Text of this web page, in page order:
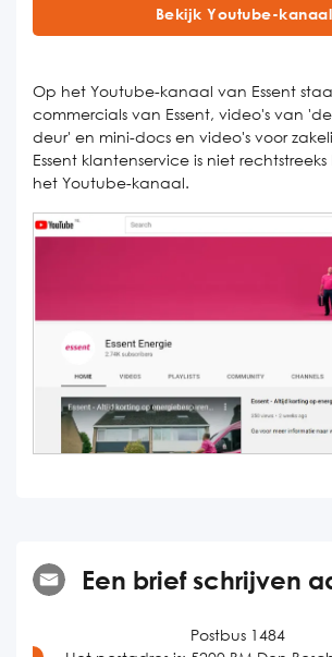
Bekijk Youtube-kanaal
Op het Youtube-kanaal van Essent
commercials van Essent, video's van
deur' en mini-docs en video's voor
Essent klantenservice is niet
het Youtube-kanaal.
Een brief schrijven
Postbus 1484